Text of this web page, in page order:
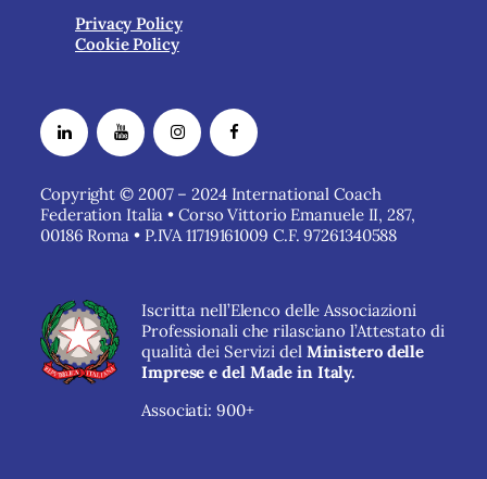
Privacy Policy
Cookie Policy
Copyright © 2007 – 2024 International Coach
Federation Italia • Corso Vittorio Emanuele II, 287,
00186 Roma • P.IVA 11719161009 C.F. 97261340588
Iscritta nell’Elenco delle Associazioni
Professionali che rilasciano l’Attestato di
qualità dei Servizi del Ministero delle
Imprese e del Made in Italy.
Associati: 900+